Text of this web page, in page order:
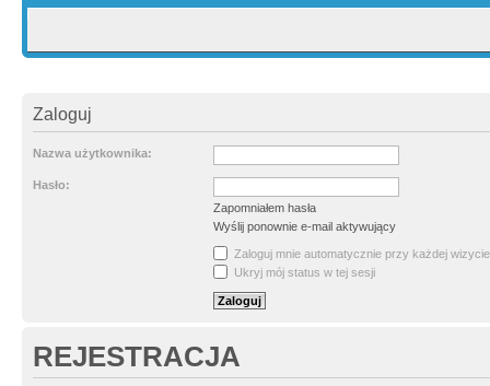
Zaloguj
Nazwa użytkownika:
Hasło:
Zapomniałem hasła
Wyślij ponownie e-mail aktywujący
Zaloguj mnie automatycznie przy każdej wizycie
Ukryj mój status w tej sesji
REJESTRACJA